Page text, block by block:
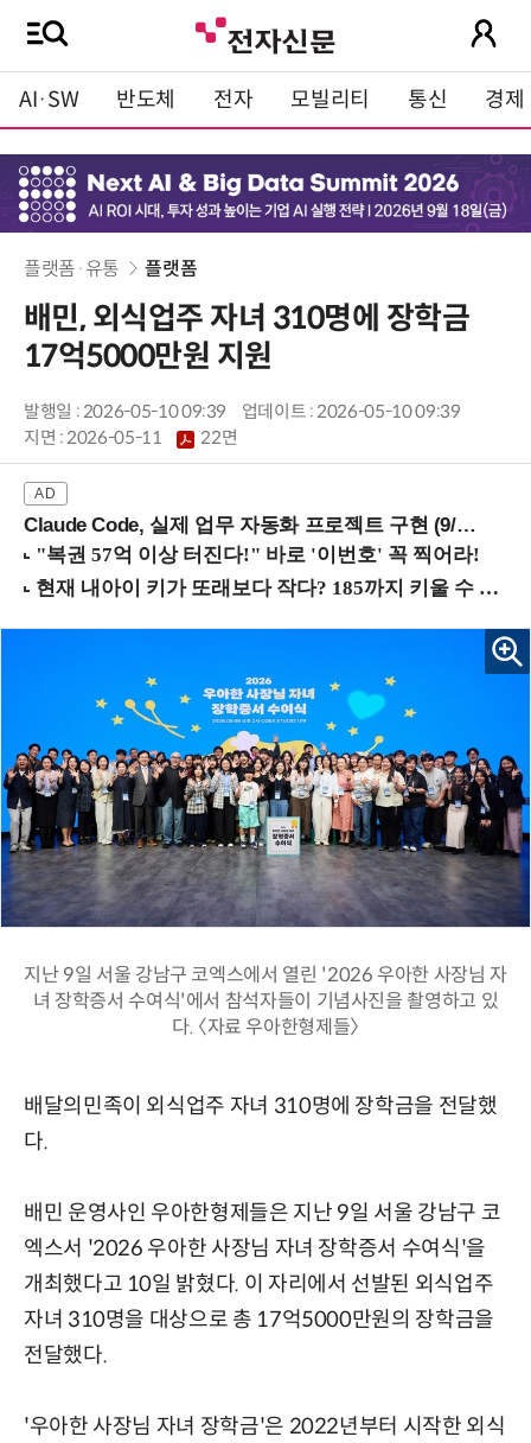
AI·SW 반도체 전자 모빌리티 통신 경제
플랫폼·유통 플랫폼
배민, 외식업주 자녀 310명에 장학금
17억5000만원 지원
발행일 : 2026-05-10 09:39
업데이트 : 2026-05-10 09:39
지면 :2026-05-11 22면
Claude Code, 실제 업무 자동화 프로젝트 구현 (9/16 ~17 강남역)
지난 9일 서울 강남구 코엑스에서 열린 '2026 우아한 사장님 자
녀 장학증서 수여식'에서 참석자들이 기념사진을 촬영하고 있
다. 〈자료 우아한형제들〉
배달의민족이 외식업주 자녀 310명에 장학금을 전달했
다.
배민 운영사인 우아한형제들은 지난 9일 서울 강남구 코
엑스서 '2026 우아한 사장님 자녀 장학증서 수여식'을
개최했다고 10일 밝혔다. 이 자리에서 선발된 외식업주
자녀 310명을 대상으로 총 17억5000만원의 장학금을
전달했다.
'우아한 사장님 자녀 장학금'은 2022년부터 시작한 외식